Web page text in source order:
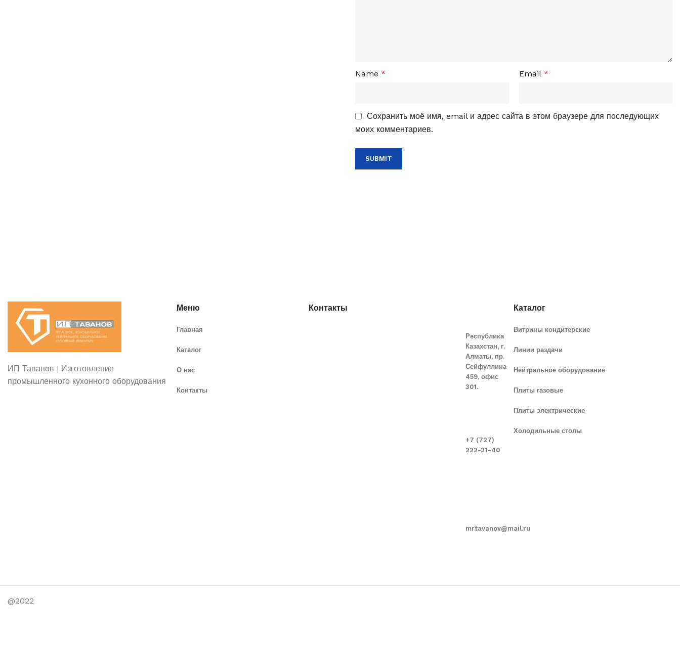
Name * Email *
Сохранить моё имя, email и адрес сайта в этом браузере для последующих
моих комментариев.
ИП Таванов | Изготовление
промышленного кухонного оборудования
Меню
Главная
Каталог
О нас
Контакты
Контакты
Республика
Казахстан, г.
Алматы, пр.
Сейфуллина
459, офис
301.
+7 (727)
222-21-40
mr.tavanov@mail.ru
Каталог
Витрины кондитерские
Линии раздачи
Нейтральное оборудование
Плиты газовые
Плиты электрические
Холодильные столы
@2022